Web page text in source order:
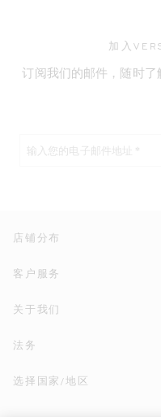
加入
订阅我们的邮件，随时
店铺分布
客户服务
关于我们
法务
点击此处选择国家/地区和语言。
选择国家/地区